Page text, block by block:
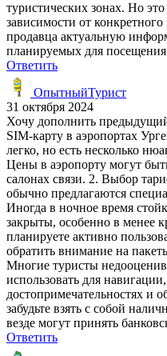
туристических зонах. Но
зависимости от
продавца актуальную
планируемых для
Ответить
ОпытныйТурист
31 октября 2024
Хочу дополнить
SIM-карту в аэропортах
легко, но есть несколько
Цены в аэропорту могут
салонах связи. 2. Выбор
обычно предлагаются
Иногда в ночное время
закрыты, особенно в менее
планируете активно
обратить внимание на
Многие туристы
использовать для
достопримечательностях и
забудьте взять с собой
везде могут принять
Ответить